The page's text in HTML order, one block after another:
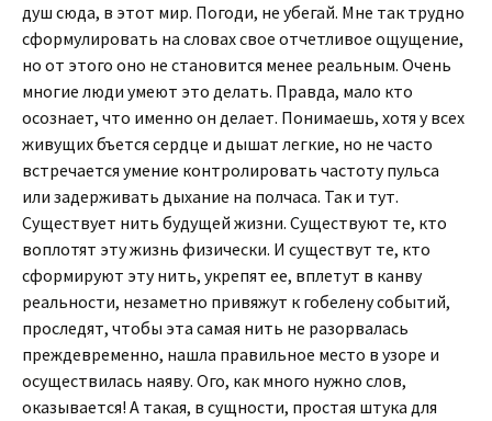
душ сюда, в этот мир. Погоди, не убегай. Мне так трудно
сформулировать на словах свое отчетливое ощущение,
но от этого оно не становится менее реальным. Очень
многие люди умеют это делать. Правда, мало кто
осознает, что именно он делает. Понимаешь, хотя у всех
живущих бъется сердце и дышат легкие, но не часто
встречается умение контролировать частоту пульса
или задерживать дыхание на полчаса. Так и тут.
Существует нить будущей жизни. Существуют те, кто
воплотят эту жизнь физически. И существут те, кто
сформируют эту нить, укрепят ее, вплетут в канву
реальности, незаметно привяжут к гобелену событий,
проследят, чтобы эта самая нить не разорвалась
преждевременно, нашла правильное место в узоре и
осуществилась наяву. Ого, как много нужно слов,
оказывается! А такая, в сущности, простая штука для